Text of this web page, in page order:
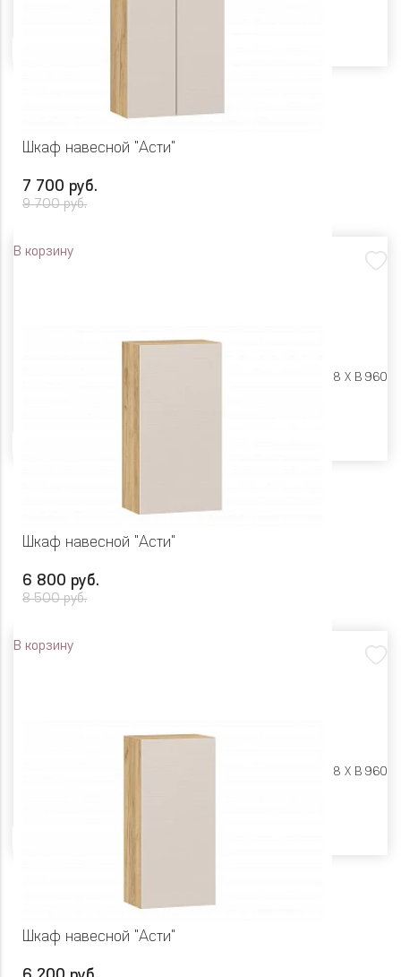
Шкаф навесной "Асти"
7 700 руб.
9 700 руб.
В корзину
Ш 600 X Г 318 X В 960
Шкаф навесной "Асти"
6 800 руб.
8 500 руб.
В корзину
Ш 500 X Г 318 X В 960
Шкаф навесной "Асти"